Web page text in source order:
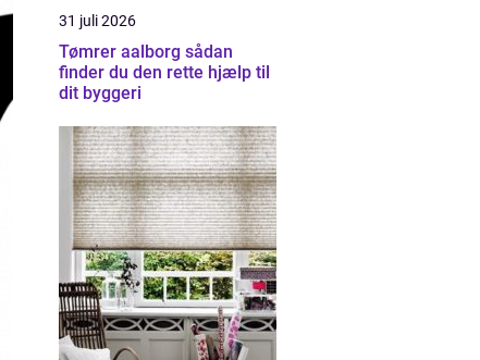
31 juli 2026
Tømrer aalborg sådan
finder du den rette hjælp til
dit byggeri